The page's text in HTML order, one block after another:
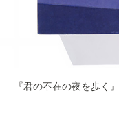
『君の不在の夜を歩